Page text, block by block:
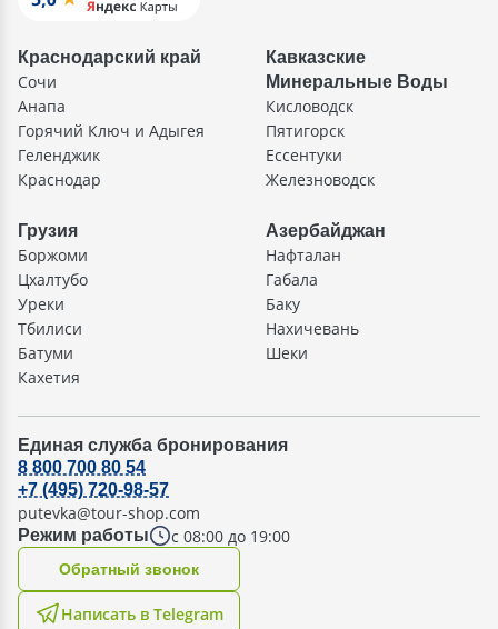
Краснодарский край
Сочи
Анапа
Горячий Ключ и Адыгея
Геленджик
Краснодар
Кавказские
Минеральные Воды
Кисловодск
Пятигорск
Ессентуки
Железноводск
Грузия
Боржоми
Цхалтубо
Уреки
Тбилиси
Батуми
Кахетия
Азербайджан
Нафталан
Габала
Баку
Нахичевань
Шеки
Единая служба бронирования
Режим работы с 08:00 до 19:00
8 800 700 80 54
+7 (495) 720-98-57
putevka@tour-shop.com
Написать в Telegram
Oбратный звонок